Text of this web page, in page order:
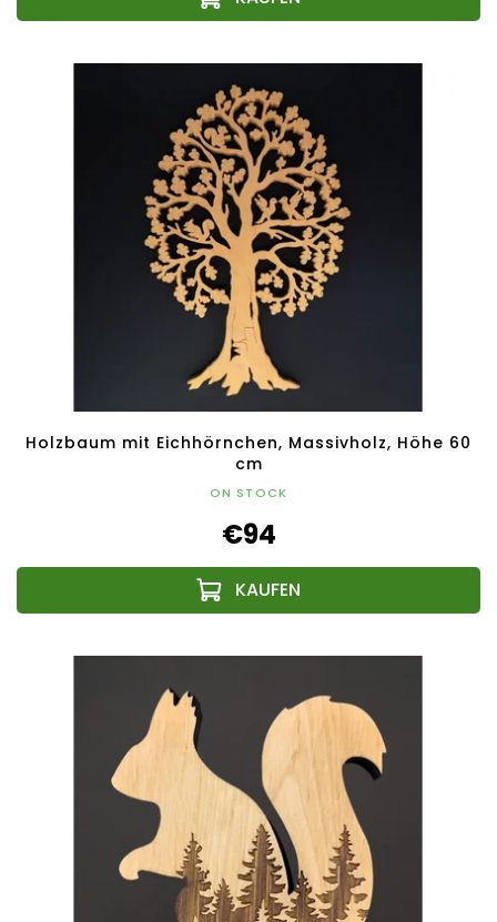
Holzbaum mit Eichhörnchen, Massivholz, Höhe 60
cm
ON STOCK
€94